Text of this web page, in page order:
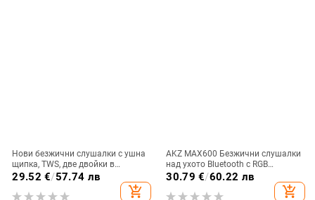
Нови безжични слушалки с ушна
щипка, TWS, две двойки в
комплект, Bluetooth
29.52 €/57.74 лв
add_shopping_cart
AKZ MAX600 Безжични слушалки
над ухото Bluetooth с RGB
дисплей и четец за карти,
30.79 €/60.22 лв
add_shopping_cart